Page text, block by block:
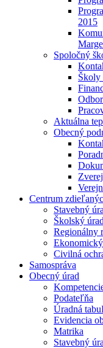
2015
Spoločný
Školy
Aktuálna
Obecný
Centrum
Stavebný
Školský úrad
Regionálny
Civilná
Samospráva
Obecný úrad
Podateľňa
Úradná
Evidencia
Matrika
Stavebný